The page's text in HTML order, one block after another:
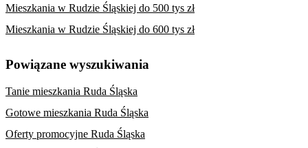
Mieszkania w Rudzie Śląskiej do 500 tys zł
Mieszkania w Rudzie Śląskiej do 600 tys zł
Powiązane wyszukiwania
Tanie mieszkania Ruda Śląska
Gotowe mieszkania Ruda Śląska
Oferty promocyjne Ruda Śląska